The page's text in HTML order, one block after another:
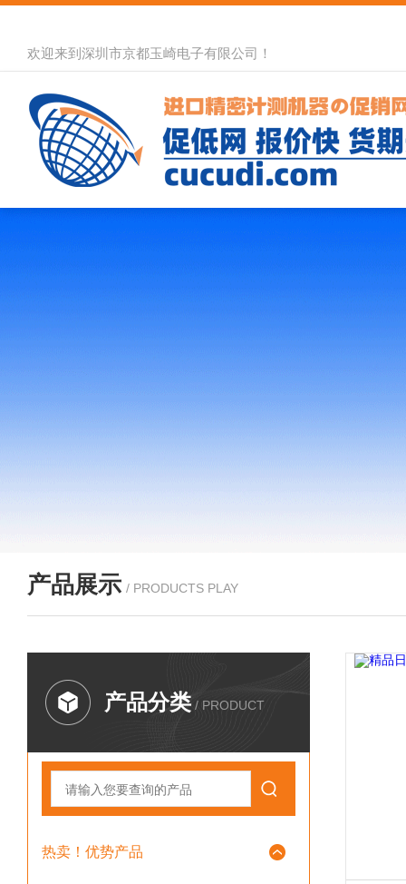
欢迎来到深圳市京都玉崎电子有限公司！
产品展示 / PRODUCTS PLAY
产品分类 / PRODUCT
热卖！优势产品